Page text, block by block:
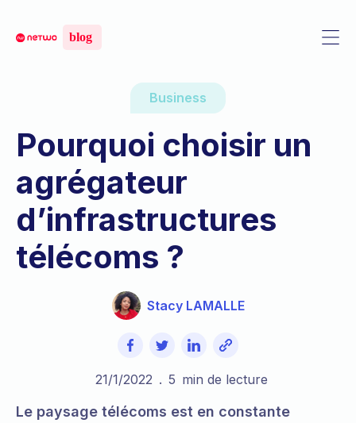
Business
Pourquoi choisir un
agrégateur
d’infrastructures
télécoms ?
Stacy LAMALLE
21/1/2022 . 5 min de lecture
Le paysage télécoms est en constante